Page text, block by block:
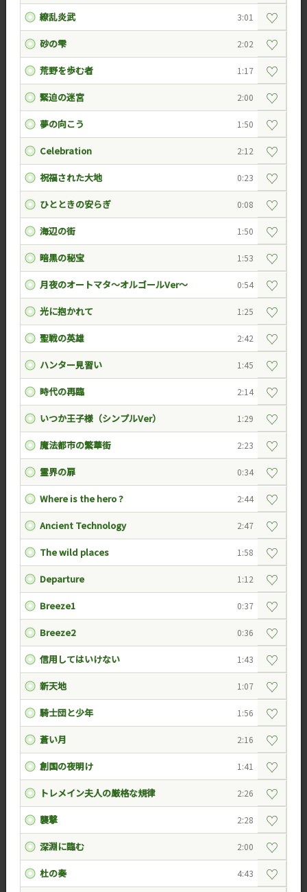
繚乱炎武 3:01 ♡
砂の雫 2:02 ♡
荒野を歩む者 1:17 ♡
緊迫の迷宮 2:00 ♡
夢の向こう 1:50 ♡
Celebration 2:12 ♡
祝福された大地 0:23 ♡
ひとときの安らぎ 0:08 ♡
海辺の街 1:50 ♡
暗黒の秘宝 1:53 ♡
月夜のオートマタ～オルゴールVer～ 0:54 ♡
光に抱かれて 1:25 ♡
聖戦の英雄 2:42 ♡
ハンター見習い 1:45 ♡
時代の再臨 2:14 ♡
いつか王子様（シンプルVer） 1:29 ♡
魔法都市の繁華街 2:23 ♡
霊界の扉 0:34 ♡
Where is the hero ? 2:44 ♡
Ancient Technology 2:47 ♡
The wild places 1:58 ♡
Departure 1:12 ♡
Breeze1 0:37 ♡
Breeze2 0:36 ♡
信用してはいけない 1:43 ♡
新天地 1:07 ♡
騎士団と少年 1:56 ♡
蒼い月 2:16 ♡
創国の夜明け 1:41 ♡
トレメイン夫人の厳格な規律 2:26 ♡
襲撃 2:28 ♡
深淵に臨む 2:00 ♡
杜の奏 4:43
♡